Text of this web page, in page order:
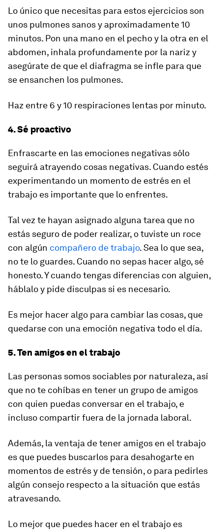
Lo único que necesitas para estos ejercicios son
unos pulmones sanos y aproximadamente 10
minutos. Pon una mano en el pecho y la otra en el
abdomen, inhala profundamente por la nariz y
asegúrate de que el diafragma se infle para que
se ensanchen los pulmones.
Haz entre 6 y 10 respiraciones lentas por minuto.
4. Sé proactivo
Enfrascarte en las emociones negativas sólo
seguirá atrayendo cosas negativas. Cuando estés
experimentando un momento de estrés en el
trabajo es importante que lo enfrentes.
Tal vez te hayan asignado alguna tarea que no
estás seguro de poder realizar, o tuviste un roce
con algún compañero de trabajo. Sea lo que sea,
no te lo guardes. Cuando no sepas hacer algo, sé
honesto. Y cuando tengas diferencias con alguien,
háblalo y pide disculpas si es necesario.
Es mejor hacer algo para cambiar las cosas, que
quedarse con una emoción negativa todo el día.
5. Ten amigos en el trabajo
Las personas somos sociables por naturaleza, así
que no te cohíbas en tener un grupo de amigos
con quien puedas conversar en el trabajo, e
incluso compartir fuera de la jornada laboral.
Además, la ventaja de tener amigos en el trabajo
es que puedes buscarlos para desahogarte en
momentos de estrés y de tensión, o para pedirles
algún consejo respecto a la situación que estás
atravesando.
Lo mejor que puedes hacer en el trabajo es